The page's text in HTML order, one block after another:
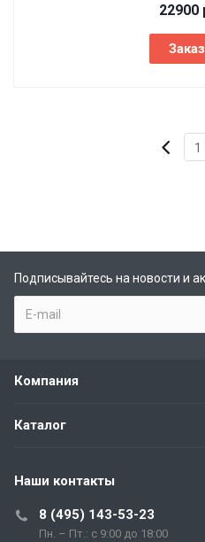
22900
1
Подписывайтесь на новости и
Компания
Каталог
Наши контакты
8 (495) 143-53-23
Пн. – Пт.: с 9:00 до 18:00